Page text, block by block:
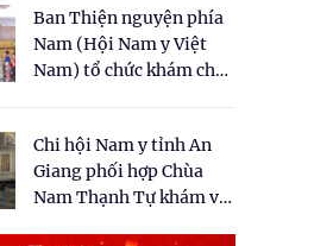
Ban Thiện nguyện phía
Nam (Hội Nam y Việt
Nam) tổ chức khám chữa
dân tại xã Tân Tập
Chi hội Nam y tỉnh An
Giang phối hợp Chùa
Nam Thạnh Tự khám và